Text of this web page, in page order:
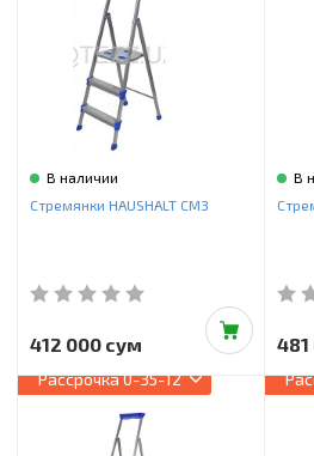
В наличии
Стремянки HAUSHALT СМ3
412 000 сум
В
Рассрочка0-35-12